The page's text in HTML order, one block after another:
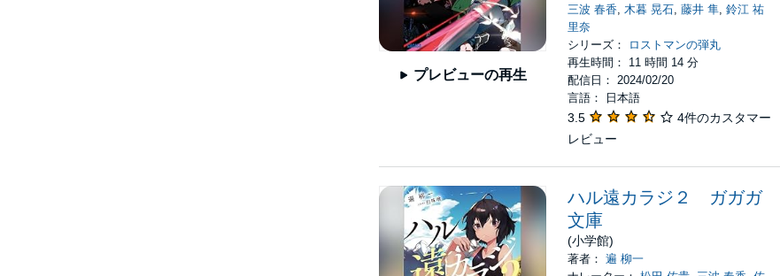
プレビューの再生
三波 春香,木暮 晃石,藤井 隼,鈴江 祐
里奈
シリーズ：
ロストマンの弾丸
再生時間： 11 時間 14 分
配信日： 2024/02/20
言語： 日本語
3.5
4件のカスタマー
レビュー
ハル遠カラジ２ ガガガ
文庫
(小学館)
著者：遍 柳一